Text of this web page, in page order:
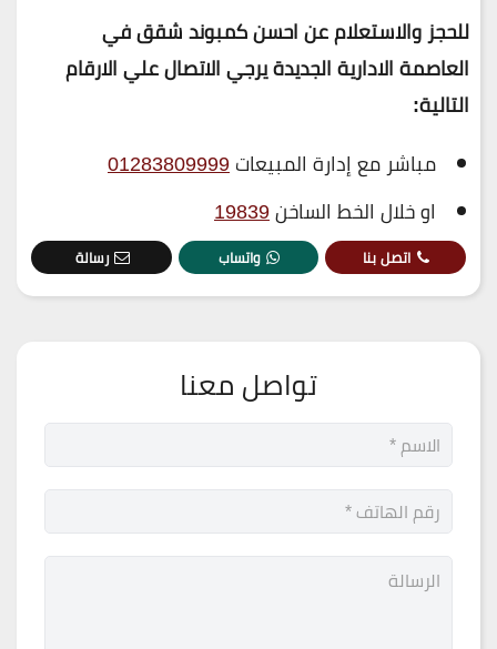
للحجز والاستعلام عن احسن كمبوند شقق في
العاصمة الادارية الجديدة يرجي الاتصال علي الارقام
التالية:
مباشر مع إدارة المبيعات01283809999
او خلال الخط الساخن19839
اتصل بنا واتساب رسالة
تواصل معنا